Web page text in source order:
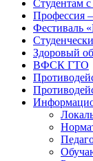
Студентам
Профессия
Фестиваль
Здоровый
ВФСК ГТО